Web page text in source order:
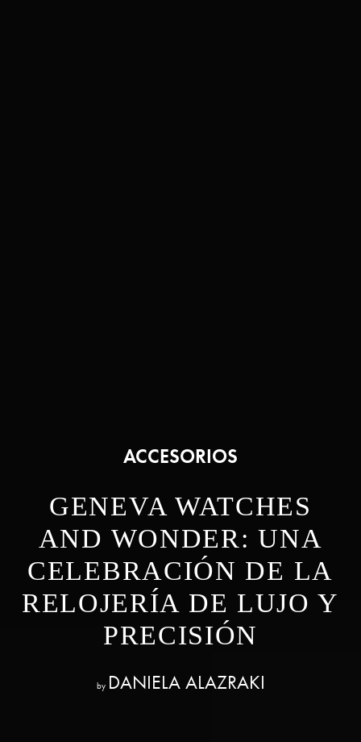
ACCESORIOS
GENEVA WATCHES
AND WONDER: UNA
CELEBRACIÓN DE LA
RELOJERÍA DE LUJO Y
PRECISIÓN
by DANIELA ALAZRAKI